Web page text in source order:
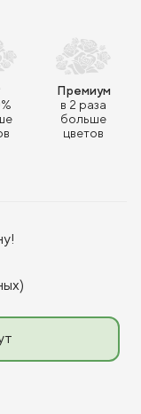
Премиум
в 2 раза
больше
цветов